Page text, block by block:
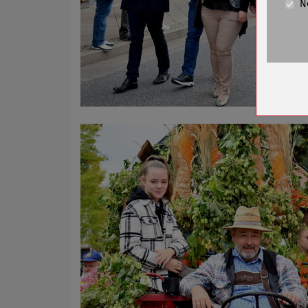
Cookie
Name
Anbieter
Zweck
Cookie
Cookie